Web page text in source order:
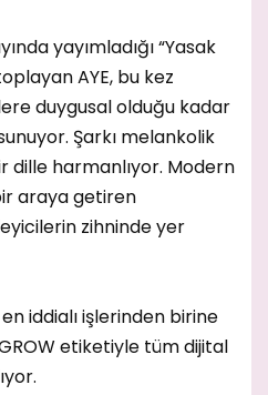
yayımladığı “Yasak
AYE, bu kez
duygusal olduğu kadar
Şarkı melankolik
dille harmanlıyor. Modern
araya getiren
zihninde yer
en iddialı işlerinden birine
etiketiyle tüm dijital